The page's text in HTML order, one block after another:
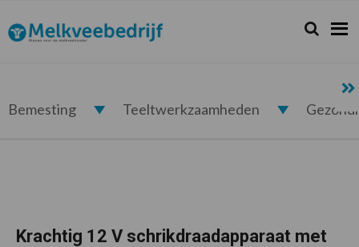
de
hoofdnavigatie
de
hoofd
de
eerste
de
voettekst
Melkveebedrijf.nl Zoeken...
Zoek
Bemesting Teeltwerkzaamheden
Krachtig 12 V schrikdraadapparaat met